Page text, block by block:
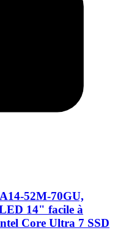
52M-70GU,
14" facile à
Core Ultra 7 SSD